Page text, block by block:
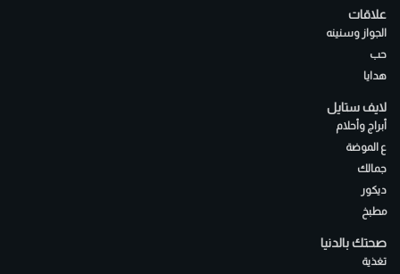
علاقات
الجواز وسنينه
حب
هدايا
لايف ستايل
أبراج وأحلام
ع الموضة
جمالك
ديكور
مطبخ
صحتك بالدنيا
تغذية